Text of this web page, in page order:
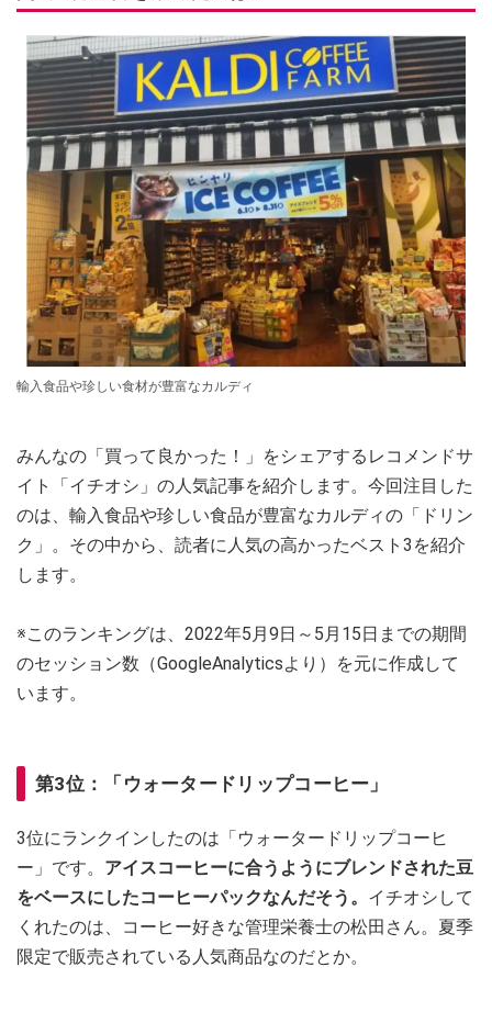
輸入食品や珍しい食材が豊富なカルディ
みんなの「買って良かった！」をシェアするレコメンドサ
イト「イチオシ」の人気記事を紹介します。今回注目した
のは、輸入食品や珍しい食品が豊富なカルディの「ドリン
ク」。その中から、読者に人気の高かったベスト3を紹介
します。
※このランキングは、2022年5月9日～5月15日までの期間
のセッション数（GoogleAnalyticsより）を元に作成して
います。
第3位：「ウォータードリップコーヒー」
3位にランクインしたのは「ウォータードリップコーヒ
ー」です。 アイスコーヒーに合うようにブレンドされた豆
をベースにしたコーヒーパックなんだそう。 イチオシして
くれたのは、コーヒー好きな管理栄養士の松田さん。夏季
限定で販売されている人気商品なのだとか。